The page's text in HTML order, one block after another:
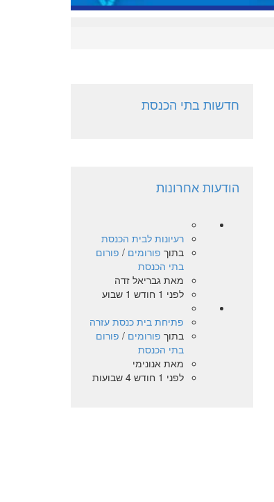
חדשות בתי הכנסת
הודעות אחרונות
רעיונות לבית הכנסת
בתוך פורומים / פורום
בתי הכנסת
מאתגבריאל זדה
לפני 1 חודש 1 שבוע
פתיחת בית כנסת עזרה
בתוך פורומים / פורום
בתי הכנסת
מאתאנונימי
לפני 1 חודש 4 שבועות